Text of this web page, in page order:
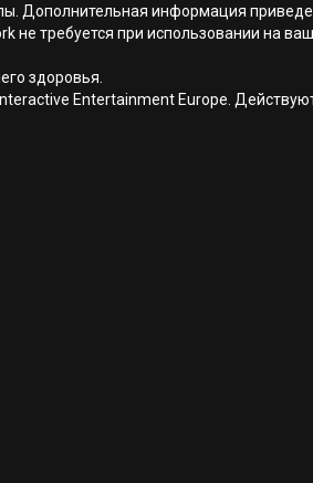
Дополнительная информация
не требуется при использовании на
здоровья.
Entertainment Europe.